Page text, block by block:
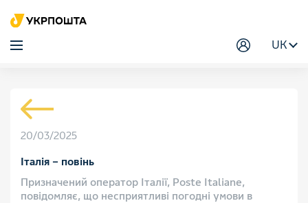
UK
20/03/2025
Італія – повінь
Призначений оператор Італії, Poste Italiane,
повідомляє, що несприятливі погодні умови в